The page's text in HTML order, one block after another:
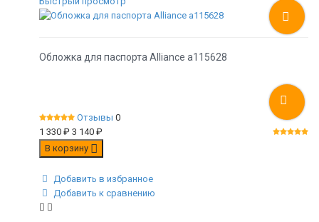
Обложка для паспорта Alliance а115628
Отзывы 0
1 330 ₽ 3 140 ₽
В корзину
Добавить в избранное
Добавить к сравнению